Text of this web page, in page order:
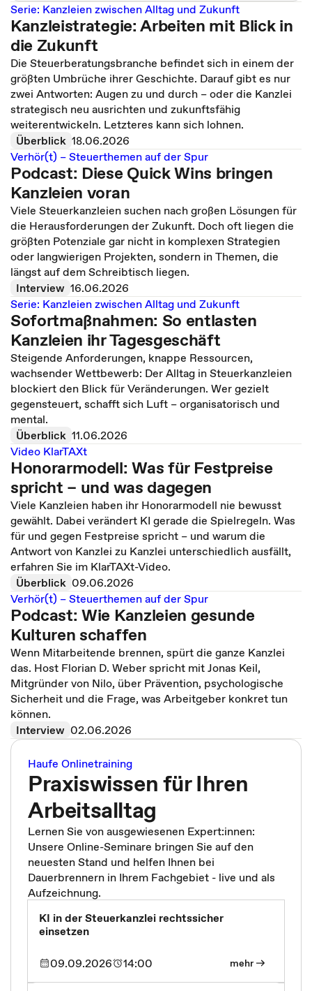
Serie: Kanzleien zwischen Alltag und Zukunft
Kanzleistrategie: Arbeiten mit Blick in
die Zukunft
Die Steuerberatungsbranche befindet sich in einem der
größten Umbrüche ihrer Geschichte. Darauf gibt es nur
zwei Antworten: Augen zu und durch – oder die Kanzlei
strategisch neu ausrichten und zukunftsfähig
weiterentwickeln. Letzteres kann sich lohnen.
Überblick 18.06.2026
Verhör(t) – Steuerthemen auf der Spur
Podcast: Diese Quick Wins bringen
Kanzleien voran
Viele Steuerkanzleien suchen nach großen Lösungen für
die Herausforderungen der Zukunft. Doch oft liegen die
größten Potenziale gar nicht in komplexen Strategien
oder langwierigen Projekten, sondern in Themen, die
längst auf dem Schreibtisch liegen.
Interview 16.06.2026
Serie: Kanzleien zwischen Alltag und Zukunft
Sofortmaßnahmen: So entlasten
Kanzleien ihr Tagesgeschäft
Steigende Anforderungen, knappe Ressourcen,
wachsender Wettbewerb: Der Alltag in Steuerkanzleien
blockiert den Blick für Veränderungen. Wer gezielt
gegensteuert, schafft sich Luft – organisatorisch und
mental.
Überblick 11.06.2026
Video KlarTAXt
Honorarmodell: Was für Festpreise
spricht – und was dagegen
Viele Kanzleien haben ihr Honorarmodell nie bewusst
gewählt. Dabei verändert KI gerade die Spielregeln. Was
für und gegen Festpreise spricht – und warum die
Antwort von Kanzlei zu Kanzlei unterschiedlich ausfällt,
erfahren Sie im KlarTAXt-Video.
Überblick 09.06.2026
Verhör(t) – Steuerthemen auf der Spur
Podcast: Wie Kanzleien gesunde
Kulturen schaffen
Wenn Mitarbeitende brennen, spürt die ganze Kanzlei
das. Host Florian D. Weber spricht mit Jonas Keil,
Mitgründer von Nilo, über Prävention, psychologische
Sicherheit und die Frage, was Arbeitgeber konkret tun
können.
Interview 02.06.2026
Haufe Onlinetraining
Praxiswissen für Ihren
Arbeitsalltag
Lernen Sie von ausgewiesenen Expert:innen:
Unsere Online-Seminare bringen Sie auf den
neuesten Stand und helfen Ihnen bei
Dauerbrennern in Ihrem Fachgebiet - live und als
Aufzeichnung.
KI in der Steuerkanzlei rechtssicher
einsetzen
09.09.2026 14:00 mehr